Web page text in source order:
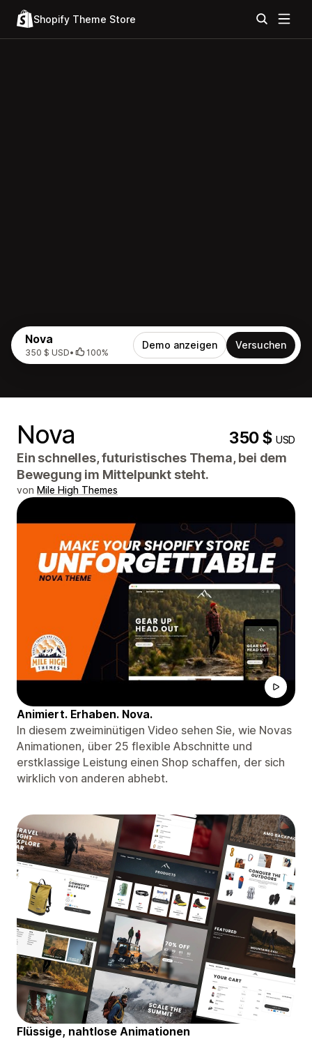
Shopify Theme Store
Nova
350 $ USD• 100%
Demo anzeigen Versuchen
Nova 350 $USD
Ein schnelles, futuristisches Thema, bei dem
Bewegung im Mittelpunkt steht.
von Mile High Themes
Animiert. Erhaben. Nova.
In diesem zweiminütigen Video sehen Sie, wie Novas
Animationen, über 25 flexible Abschnitte und
erstklassige Leistung einen Shop schaffen, der sich
wirklich von anderen abhebt.
Flüssige, nahtlose Animationen